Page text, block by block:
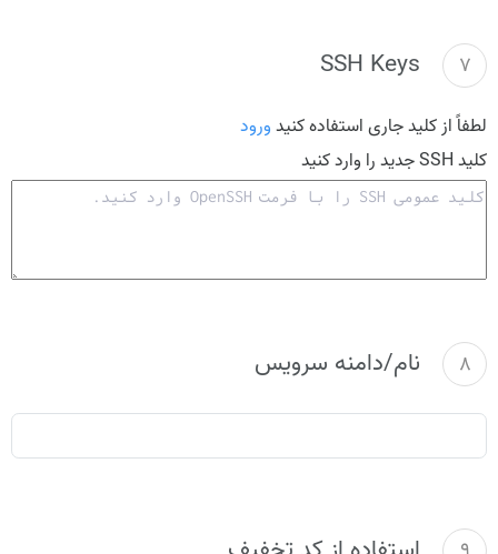
7
SSH Keys
لطفاً از کلید جاری استفاده کنیدورود
کلید SSH جدید را وارد کنید
8 نام/دامنه سرویس